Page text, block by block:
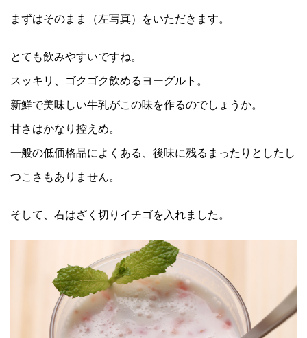
まずはそのまま（左写真）をいただきます。
とても飲みやすいですね。
スッキリ、ゴクゴク飲めるヨーグルト。
新鮮で美味しい牛乳がこの味を作るのでしょうか。
甘さはかなり控えめ。
一般の低価格品によくある、後味に残るまったりとしたし
つこさもありません。
そして、右はざく切りイチゴを入れました。